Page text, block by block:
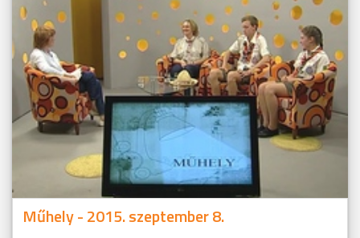
Műhely - 2015. szeptember 8.